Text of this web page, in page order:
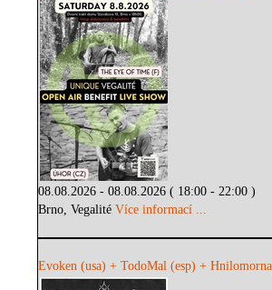
08.08.2026 - 08.08.2026 ( 18:00 - 22:00 )
Brno, VegalitéVíce informací ...
Evoken (usa) + TodoMal (esp) +